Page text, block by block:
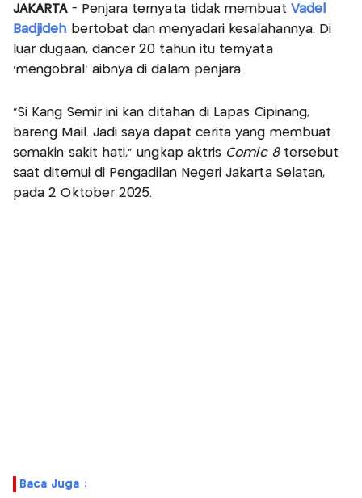
JAKARTA- Penjara ternyata tidak membuat Vadel
Badjideh bertobat dan menyadari kesalahannya. Di
luar dugaan, dancer 20 tahun itu ternyata
‘mengobral’ aibnya di dalam penjara.
“Si Kang Semir ini kan ditahan di Lapas Cipinang,
bareng Mail. Jadi saya dapat cerita yang membuat
semakin sakit hati,” ungkap aktris Comic 8 tersebut
saat ditemui di Pengadilan Negeri Jakarta Selatan,
pada 2 Oktober 2025.
Baca Juga :